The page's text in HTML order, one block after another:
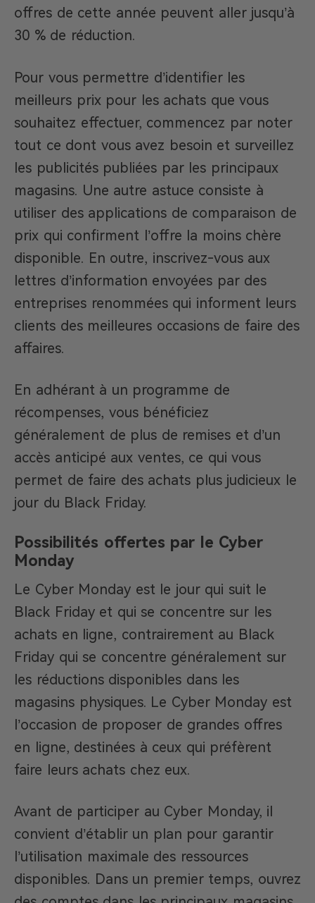
offres de cette année peuvent aller jusqu’à
30 % de réduction.
Pour vous permettre d’identifier les
meilleurs prix pour les achats que vous
souhaitez effectuer, commencez par noter
tout ce dont vous avez besoin et surveillez
les publicités publiées par les principaux
magasins. Une autre astuce consiste à
utiliser des applications de comparaison de
prix qui confirment l’offre la moins chère
disponible. En outre, inscrivez-vous aux
lettres d’information envoyées par des
entreprises renommées qui informent leurs
clients des meilleures occasions de faire des
affaires.
En adhérant à un programme de
récompenses, vous bénéficiez
généralement de plus de remises et d’un
accès anticipé aux ventes, ce qui vous
permet de faire des achats plus judicieux le
jour du Black Friday.
Possibilités offertes par le Cyber
Monday
Le Cyber Monday est le jour qui suit le
Black Friday et qui se concentre sur les
achats en ligne, contrairement au Black
Friday qui se concentre généralement sur
les réductions disponibles dans les
magasins physiques. Le Cyber Monday est
l’occasion de proposer de grandes offres
en ligne, destinées à ceux qui préfèrent
faire leurs achats chez eux.
Avant de participer au Cyber Monday, il
convient d’établir un plan pour garantir
l’utilisation maximale des ressources
disponibles. Dans un premier temps, ouvrez